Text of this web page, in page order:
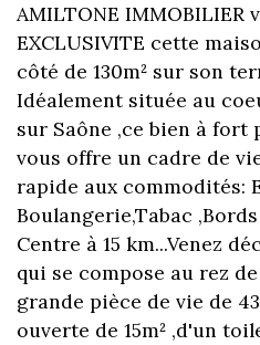
AMILTONE IMMOBILIER
EXCLUSIVITE cette
côté de 130m² sur son
Idéalement située au
sur Saône ,ce bien à fort
vous offre un cadre de
rapide aux commodités:
Boulangerie,Tabac
Centre à 15 km...Venez
qui se compose au rez
grande pièce de vie de
ouverte de 15m² ,d'un